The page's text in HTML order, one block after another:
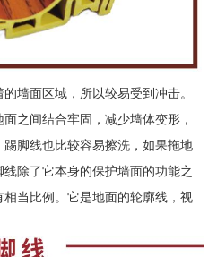
墙面区域，所以较易受到冲击。
之间结合牢固，减少墙体变形，
脚线也比较容易擦洗，如果拖地
除了它本身的保护墙面的功能之
当比例。它是地面的轮廓线，视